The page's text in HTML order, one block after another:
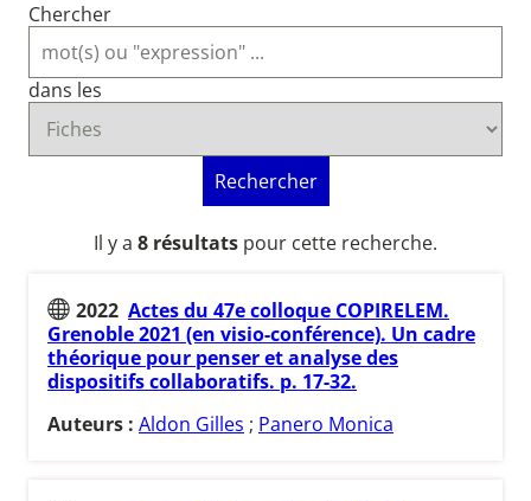
Chercher
dans les
Rechercher
Il y a 8 résultats pour cette recherche.
2022 Actes du 47e colloque COPIRELEM.
Grenoble 2021 (en visio-conférence). Un cadre
théorique pour penser et analyse des
dispositifs collaboratifs. p. 17-32.
Auteurs : Aldon Gilles ; Panero Monica